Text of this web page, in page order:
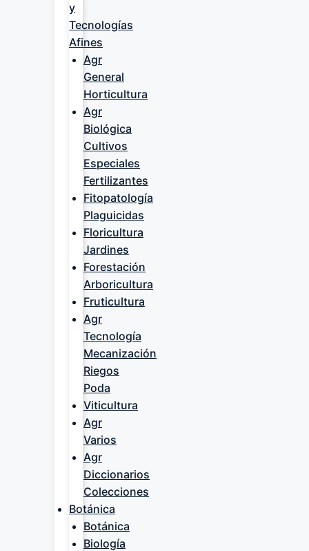
y
Tecnologías
Afines
Agr
General
Horticultura
Agr
Biológica
Cultivos
Especiales
Fertilizantes
Fitopatología
Plaguicidas
Floricultura
Jardines
Forestación
Arboricultura
Fruticultura
Agr
Tecnología
Mecanización
Riegos
Poda
Viticultura
Agr
Varios
Agr
Diccionarios
Colecciones
Botánica
Botánica
Biología